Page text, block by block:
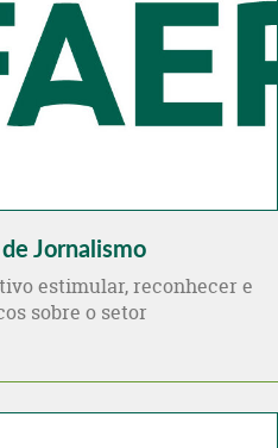
Jornalismo
estimular, reconhecer e
sobre o setor